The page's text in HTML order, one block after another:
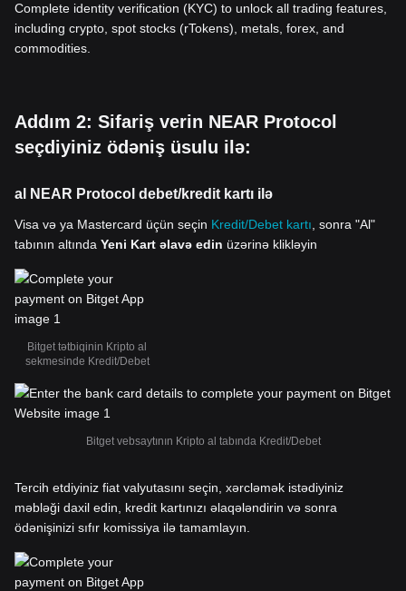
Complete identity verification (KYC) to unlock all trading features,
including crypto, spot stocks (rTokens), metals, forex, and
commodities.
Addım 2: Sifariş verin NEAR Protocol
seçdiyiniz ödəniş üsulu ilə:
al NEAR Protocol debet/kredit kartı ilə
Visa və ya Mastercard üçün seçin Kredit/Debet kartı , sonra "Al"
tabının altında Yeni Kart əlavə edin üzərinə klikləyin
Bitget tətbiqinin Kripto al
sekmesinde Kredit/Debet
Bitget vebsaytının Kripto al tabında Kredit/Debet
Tercih etdiyiniz fiat valyutasını seçin, xərcləmək istədiyiniz
məbləği daxil edin, kredit kartınızı əlaqələndirin və sonra
ödənişinizi sıfır komissiya ilə tamamlayın.